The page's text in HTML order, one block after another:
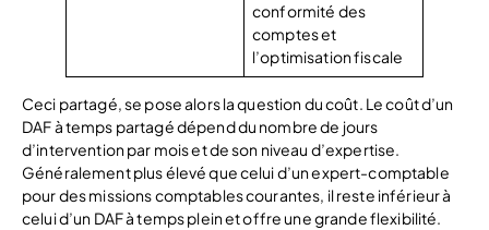
conformité des
comptes et
l’optimisation fiscale
Ceci partagé, se pose alors la question du coût. Le coût d’un
DAF à temps partagé dépend du nombre de jours
d’intervention par mois et de son niveau d’expertise.
Généralement plus élevé que celui d’un expert-comptable
pour des missions comptables courantes, il reste inférieur à
celui d’un DAF à temps plein et offre une grande flexibilité.